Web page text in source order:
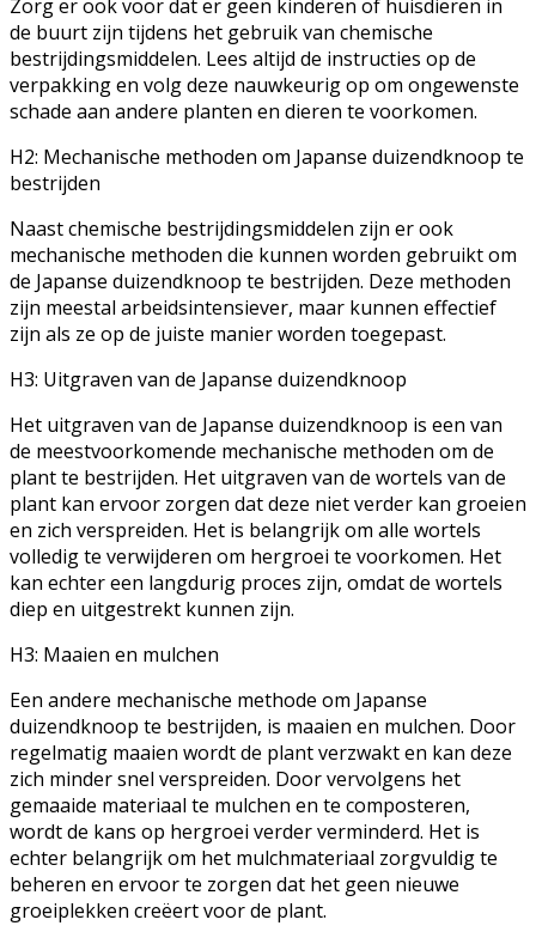
Zorg er ook voor dat er geen kinderen of huisdieren in
de buurt zijn tijdens het gebruik van chemische
bestrijdingsmiddelen. Lees altijd de instructies op de
verpakking en volg deze nauwkeurig op om ongewenste
schade aan andere planten en dieren te voorkomen.
H2: Mechanische methoden om Japanse duizendknoop te
bestrijden
Naast chemische bestrijdingsmiddelen zijn er ook
mechanische methoden die kunnen worden gebruikt om
de Japanse duizendknoop te bestrijden. Deze methoden
zijn meestal arbeidsintensiever, maar kunnen effectief
zijn als ze op de juiste manier worden toegepast.
H3: Uitgraven van de Japanse duizendknoop
Het uitgraven van de Japanse duizendknoop is een van
de meestvoorkomende mechanische methoden om de
plant te bestrijden. Het uitgraven van de wortels van de
plant kan ervoor zorgen dat deze niet verder kan groeien
en zich verspreiden. Het is belangrijk om alle wortels
volledig te verwijderen om hergroei te voorkomen. Het
kan echter een langdurig proces zijn, omdat de wortels
diep en uitgestrekt kunnen zijn.
H3: Maaien en mulchen
Een andere mechanische methode om Japanse
duizendknoop te bestrijden, is maaien en mulchen. Door
regelmatig maaien wordt de plant verzwakt en kan deze
zich minder snel verspreiden. Door vervolgens het
gemaaide materiaal te mulchen en te composteren,
wordt de kans op hergroei verder verminderd. Het is
echter belangrijk om het mulchmateriaal zorgvuldig te
beheren en ervoor te zorgen dat het geen nieuwe
groeiplekken creëert voor de plant.